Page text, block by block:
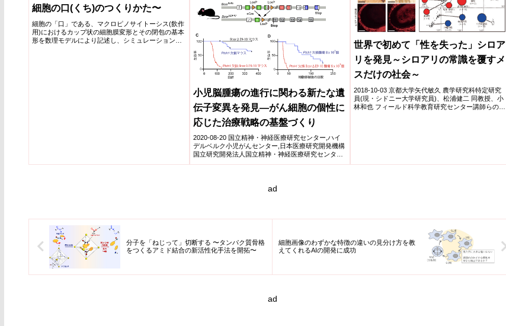
細胞の口(くち)のつくりかた〜
細胞の「口」である、マクロピノサイトーシス(飲作
用)におけるカップ状の細胞膜変形とその閉包の基本
形を数理モデルにより記述し、シミュレーションに
小児脳腫瘍の進行に関わる新たな遺
伝子変異を発見―がん細胞の個性に
応じた治療戦略の基盤づくり
2020-08-20 国立精神・神経医療研究センター,ハイ
デルベルク小児がんセンター,日本医療研究開発機構
国立研究開発法人国立精神・神経医療研究センター
世界で初めて「性を失った」シロア
リを発見～シロアリの常識を覆すメ
スだけの社会～
2018-10-03 京都大学矢代敏久 農学研究科特定研究
員(現・シドニー大学研究員)、松浦健二 同教授、小
林和也 フィールド科学教育研究センター講師らの研
ad
分子を「ねじって」切断する 〜タンパク質骨格
をつくるアミド結合の新活性化手法を開拓〜
細胞画像のわずかな特徴の違いの見分け方を教
えてくれるAIの開発に成功
ad